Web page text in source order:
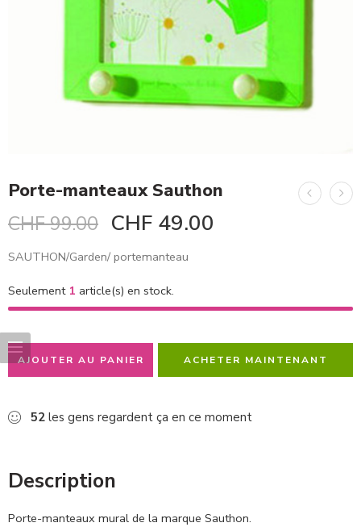
Porte-manteaux Sauthon
CHF99.00 CHF 49.00
SAUTHON/Garden/ portemanteau
Seulement 1 article(s) en stock.
AJOUTER AU PANIER ACHETER MAINTENANT
52 les gens regardent ça en ce moment
Description
Porte-manteaux mural de la marque Sauthon.